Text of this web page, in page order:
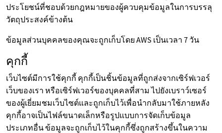
ประโยชน์ที่ชอบด้วยกฎหมายของผู้ควบคุมข้อมูลในการบรรลุ
วัตถุประสงค์ข้างต้น
ข้อมูลส่วนบุคคลของคุณจะถูกเก็บโดย AWS เป็นเวลา 7 วัน
คุกกี้
เว็บไซต์มีการใช้คุกกี้ คุกกี้เป็นชิ้นข้อมูลที่ถูกส่งจากเซิร์ฟเวอร์
เว็บของเรา หรือเซิร์ฟเวอร์ของบุคคลที่สาม ไปยังเบราว์เซอร์
ของผู้เยี่ยมชมเว็บไซต์และถูกเก็บไว้เพื่อนำกลับมาใช้ภายหลัง
คุกกี้อาจเป็นไฟล์ขนาดเล็กหรือรูปแบบการจัดเก็บข้อมูล
ประเภทอื่น ข้อมูลจะถูกเก็บไว้ในคุกกี้ซึ่งถูกสร้างขึ้นในความ